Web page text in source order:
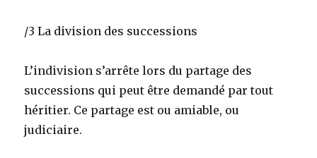
/3 La division des successions
L’indivision s’arrête lors du partage des
successions qui peut être demandé par tout
héritier. Ce partage est ou amiable, ou
judiciaire.